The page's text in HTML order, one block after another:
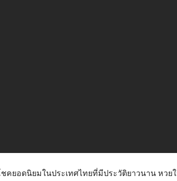
ชคยอดนิยมในประเทศไทยที่มีประวัติยาวนาน ห